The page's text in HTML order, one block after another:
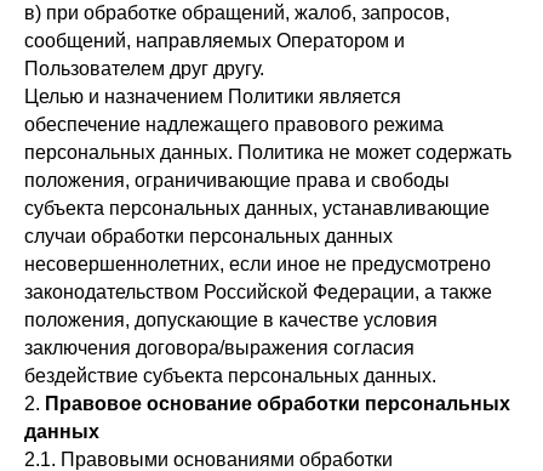
в) при обработке обращений, жалоб, запросов,
сообщений, направляемых Оператором и
Пользователем друг другу.
Целью и назначением Политики является
обеспечение надлежащего правового режима
персональных данных. Политика не может содержать
положения, ограничивающие права и свободы
субъекта персональных данных, устанавливающие
случаи обработки персональных данных
несовершеннолетних, если иное не предусмотрено
законодательством Российской Федерации, а также
положения, допускающие в качестве условия
заключения договора/выражения согласия
бездействие субъекта персональных данных.
2. Правовое основание обработки персональных
данных
2.1. Правовыми основаниями обработки